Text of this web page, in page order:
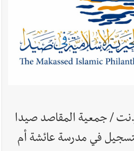
للتجديد لـ اليونيفيل .. مسؤول غربي
/ جمعية المقاصد صيدا
في مدرسة عائشة أم